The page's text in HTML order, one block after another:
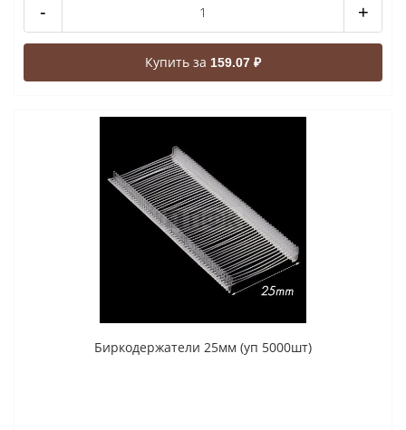
- +
Купить за 159.07 ₽
Биркодержатели 25мм (уп 5000шт)